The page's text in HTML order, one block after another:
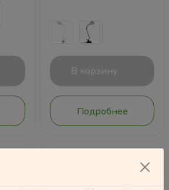
В корзину
Подробнее